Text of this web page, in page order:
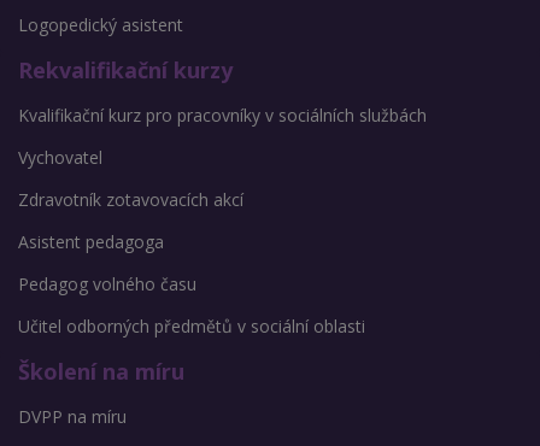
Logopedický asistent
Rekvalifikační kurzy
Kvalifikační kurz pro pracovníky v sociálních službách
Vychovatel
Zdravotník zotavovacích akcí
Asistent pedagoga
Pedagog volného času
Učitel odborných předmětů v sociální oblasti
Školení na míru
DVPP na míru